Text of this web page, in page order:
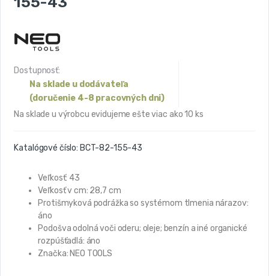
Dostupnosť:
Na sklade u dodávateľa
(doručenie 4-8 pracovných dni)
Na sklade u výrobcu evidujeme ešte viac ako 10 ks
Katalógové číslo: BCT-82-155-43
Veľkosť: 43
Veľkosť v cm: 28,7 cm
Protišmyková podrážka so systémom tlmenia nárazov:
áno
Podošva odolná voči oderu; oleje; benzín a iné organické
rozpúšťadlá: áno
Značka: NEO TOOLS